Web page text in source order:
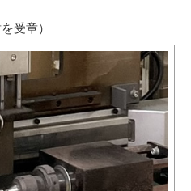
受章）